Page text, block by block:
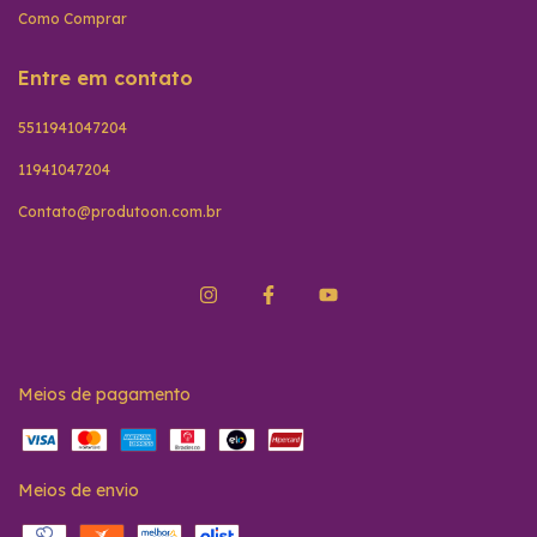
Como Comprar
Entre em contato
5511941047204
11941047204
Contato@produtoon.com.br
Meios de pagamento
Meios de envio